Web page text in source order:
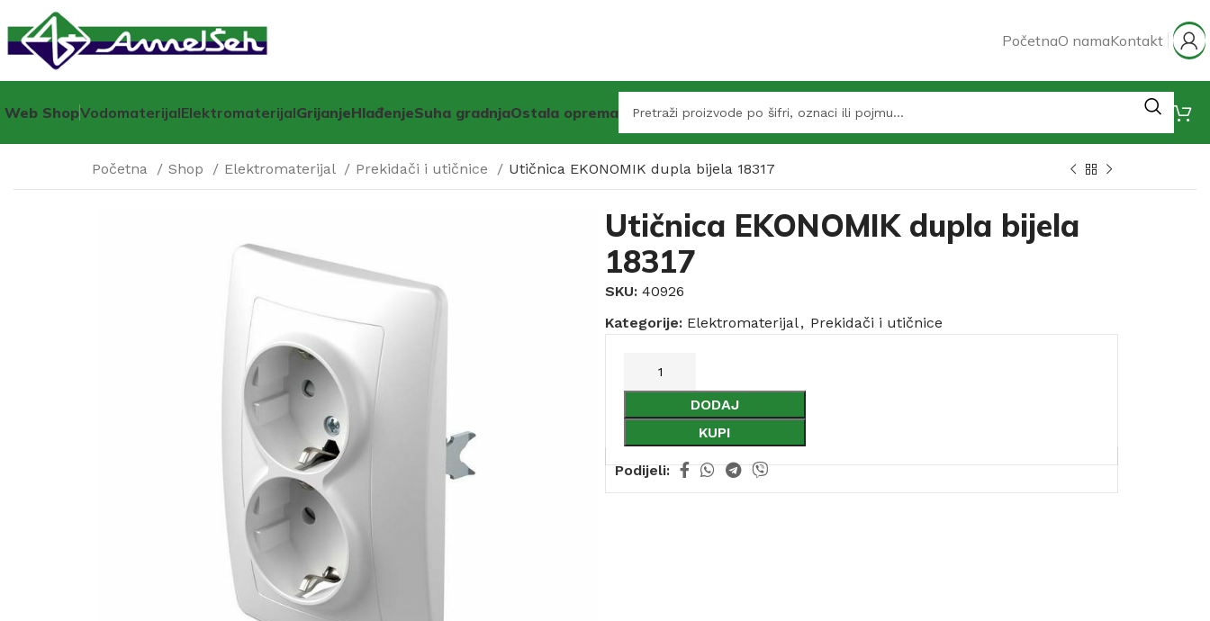
PočetnaO namaKontakt
Web ShopVodomaterijalElektromaterijalGrijanjeHlađenjeSuha gradnjaOstala oprema
Početna Shop Elektromaterijal Prekidači i utičnice Utičnica EKONOMIK dupla bijela 18317
Utičnica EKONOMIK dupla bijela
18317
SKU: 40926
Kategorije: Elektromaterijal, Prekidači i utičnice
DODAJ
KUPI
Podijeli: